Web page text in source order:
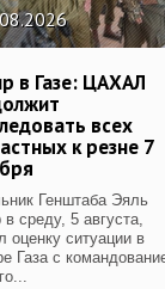
в Газе: ЦАХАЛ
всех
к резне 7
Генштаба Эяль
среду, 5 августа,
оценку ситуации в
Газа с